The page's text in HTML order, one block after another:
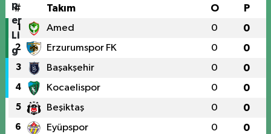
# Takım O P
1 Amed 0 0
2 Erzurumspor FK 0 0
3 Başakşehir 0 0
4 Kocaelispor 0 0
5 Beşiktaş 0 0
6 Eyüpspor 0 0